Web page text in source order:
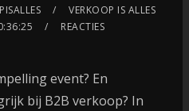
VERKOOP IS ALLES
REACTIES
event? En
bij B2B verkoop? In